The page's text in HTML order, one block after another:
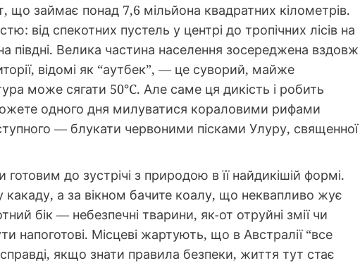
що займає понад 7,6 мільйона квадратних кілометрів.
від спекотних пустель у центрі до тропічних лісів на
півдні. Велика частина населення зосереджена вздовж
відомі як “аутбек”, — це суворий, майже
може сягати 50°C. Але саме ця дикість і робить
одного дня милуватися кораловими рифами
— блукати червоними пісками Улуру, священної
до зустрічі з природою в її найдикішій формі.
какаду, а за вікном бачите коалу, що неквапливо жує
бік — небезпечні тварини, як-от отруйні змії чи
напоготові. Місцеві жартують, що в Австралії “все
якщо знати правила безпеки, життя тут стає